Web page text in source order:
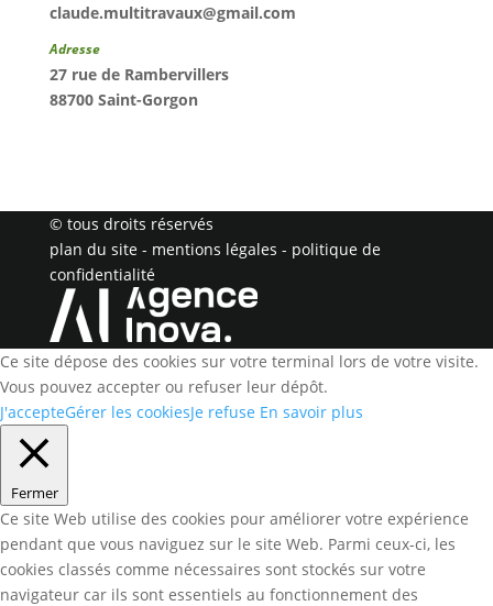
claude.multitravaux@gmail.com
Adresse
27 rue de Rambervillers
88700 Saint-Gorgon
© tous droits réservés
plan du site- mentions légales - politique de
confidentialité
Ce site dépose des cookies sur votre terminal lors de votre visite.
Vous pouvez accepter ou refuser leur dépôt.
J'accepteGérer les cookiesJe refuse En savoir plus
Fermer
Ce site Web utilise des cookies pour améliorer votre expérience
pendant que vous naviguez sur le site Web. Parmi ceux-ci, les
cookies classés comme nécessaires sont stockés sur votre
navigateur car ils sont essentiels au fonctionnement des